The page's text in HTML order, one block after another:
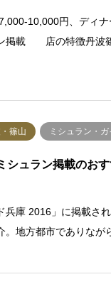
10,000円、ディ
掲載 店の特徴丹波
篠山 ミシュラン・ガ
シュラン掲載のお
兵庫 2016」に掲載さ
。地方都市でありなが